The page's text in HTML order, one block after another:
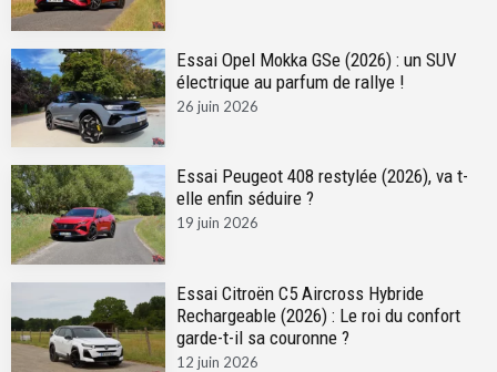
Essai Opel Mokka GSe (2026) : un SUV
électrique au parfum de rallye !
26 juin 2026
Essai Peugeot 408 restylée (2026), va t-
elle enfin séduire ?
19 juin 2026
Essai Citroën C5 Aircross Hybride
Rechargeable (2026) : Le roi du confort
garde-t-il sa couronne ?
12 juin 2026